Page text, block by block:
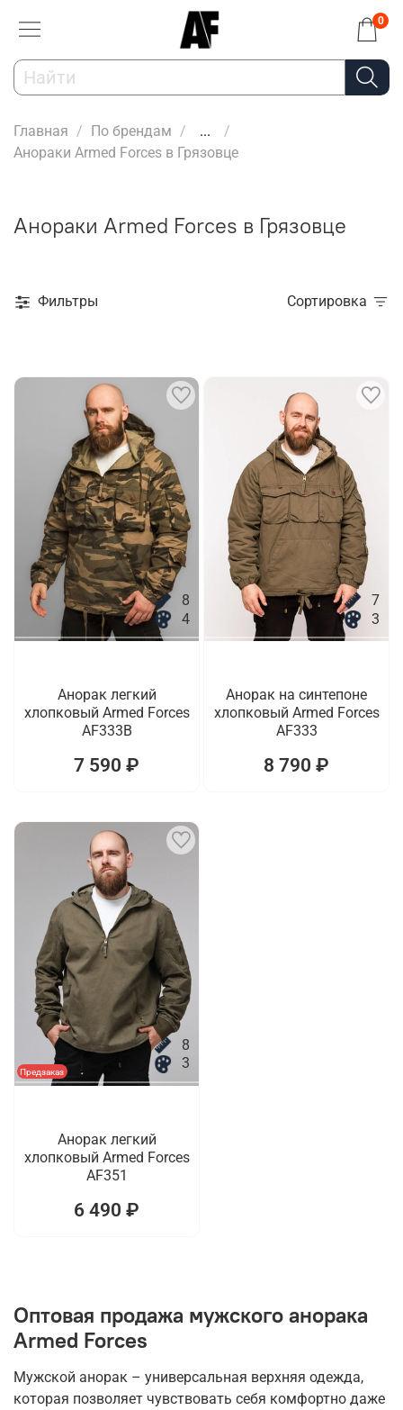
0
Главная По брендам
...
Анораки Armed Forces в Грязовце
Анораки Armed Forces в Грязовце
Фильтры Сортировка
8
4
Анорак легкий
хлопковый Armed Forces
AF333B
7 590 ₽
7
3
Анорак на синтепоне
хлопковый Armed Forces
AF333
8 790 ₽
Предзаказ
8
3
Анорак легкий
хлопковый Armed Forces
AF351
6 490 ₽
Оптовая продажа мужского анорака
Armed Forces
Мужской анорак – универсальная верхняя одежда,
которая позволяет чувствовать себя комфортно даже